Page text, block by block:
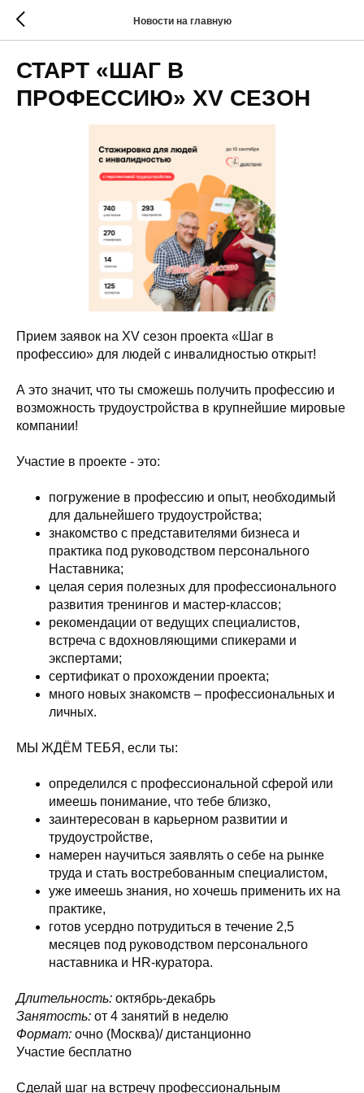
Новости на главную
СТАРТ «ШАГ В
ПРОФЕССИЮ» XV СЕЗОН
Прием заявок на XV сезон проекта «Шаг в
профессию» для людей с инвалидностью открыт!
А это значит, что ты сможешь получить профессию и
возможность трудоустройства в крупнейшие мировые
компании!
Участие в проекте - это:
погружение в профессию и опыт, необходимый
для дальнейшего трудоустройства;
знакомство с представителями бизнеса и
практика под руководством персонального
Наставника;
целая серия полезных для профессионального
развития тренингов и мастер-классов;
рекомендации от ведущих специалистов,
встреча с вдохновляющими спикерами и
экспертами;
сертификат о прохождении проекта;
много новых знакомств – профессиональных и
личных.
МЫ ЖДЁМ ТЕБЯ, если ты:
определился с профессиональной сферой или
имеешь понимание, что тебе близко,
заинтересован в карьерном развитии и
трудоустройстве,
намерен научиться заявлять о себе на рынке
труда и стать востребованным специалистом,
уже имеешь знания, но хочешь применить их на
практике,
готов усердно потрудиться в течение 2,5
месяцев под руководством персонального
наставника и HR-куратора.
Длительность: октябрь-декабрь
Занятость: от 4 занятий в неделю
Формат: очно (Москва)/ дистанционно
Участие бесплатно
Сделай шаг на встречу профессиональным